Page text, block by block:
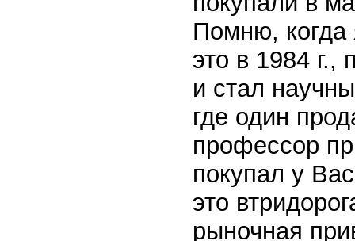
Помню,
это в 1984 г.,
и стал
где один
профессор
покупал у
это
рыночная